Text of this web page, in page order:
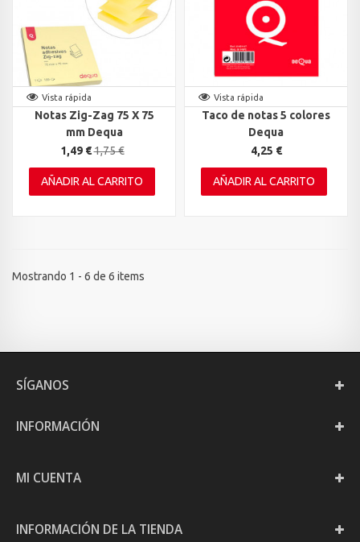
Vista rápida
Notas Zig-Zag 75 X 75
mm Dequa
1,49 €1,75 €
AÑADIR AL CARRITO
Vista rápida
Taco de notas 5 colores
Dequa
4,25 €
AÑADIR AL CARRITO
Mostrando 1 - 6 de 6 items
SÍGANOS
INFORMACIÓN
MI CUENTA
INFORMACIÓN DE LA TIENDA